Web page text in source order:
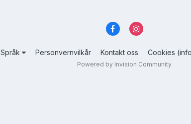
Språk Personvernvilkår Kontakt oss Cookies
Powered by Invision Community